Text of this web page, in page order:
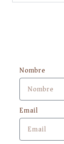
Nombre
Email